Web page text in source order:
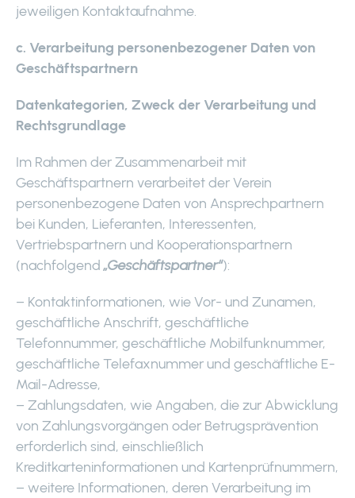
jeweiligen Kontaktaufnahme.
c. Verarbeitung personenbezogener Daten von
Geschäftspartnern
Datenkategorien, Zweck der Verarbeitung und
Rechtsgrundlage
Im Rahmen der Zusammenarbeit mit
Geschäftspartnern verarbeitet der Verein
personenbezogene Daten von Ansprechpartnern
bei Kunden, Lieferanten, Interessenten,
Vertriebspartnern und Kooperationspartnern
(nachfolgend„Geschäftspartner“):
– Kontaktinformationen, wie Vor- und Zunamen,
geschäftliche Anschrift, geschäftliche
Telefonnummer, geschäftliche Mobilfunknummer,
geschäftliche Telefaxnummer und geschäftliche E-
Mail-Adresse,
– Zahlungsdaten, wie Angaben, die zur Abwicklung
von Zahlungsvorgängen oder Betrugsprävention
erforderlich sind, einschließlich
Kreditkarteninformationen und Kartenprüfnummern,
– weitere Informationen, deren Verarbeitung im